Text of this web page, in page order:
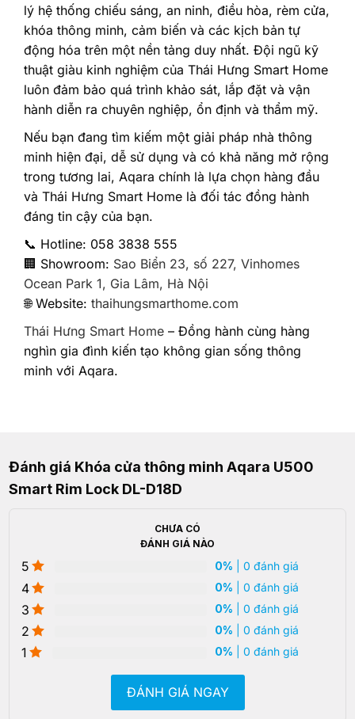
lý hệ thống chiếu sáng, an ninh, điều hòa, rèm cửa,
khóa thông minh, cảm biến và các kịch bản tự
động hóa trên một nền tảng duy nhất. Đội ngũ kỹ
thuật giàu kinh nghiệm của Thái Hưng Smart Home
luôn đảm bảo quá trình khảo sát, lắp đặt và vận
hành diễn ra chuyên nghiệp, ổn định và thẩm mỹ.
Nếu bạn đang tìm kiếm một giải pháp nhà thông
minh hiện đại, dễ sử dụng và có khả năng mở rộng
trong tương lai, Aqara chính là lựa chọn hàng đầu
và Thái Hưng Smart Home là đối tác đồng hành
đáng tin cậy của bạn.
📞 Hotline: 058 3838 555
🏢 Showroom: Sao Biển 23, số 227, Vinhomes
Ocean Park 1, Gia Lâm, Hà Nội
🌐 Website: thaihungsmarthome.com
Thái Hưng Smart Home – Đồng hành cùng hàng
nghìn gia đình kiến tạo không gian sống thông
minh với Aqara.
Đánh giá Khóa cửa thông minh Aqara U500
Smart Rim Lock DL-D18D
CHƯA CÓ
ĐÁNH GIÁ NÀO
5 0% | 0 đánh giá
4 0% | 0 đánh giá
3 0% | 0 đánh giá
2 0% | 0 đánh giá
1 0% | 0 đánh giá
ĐÁNH GIÁ NGAY